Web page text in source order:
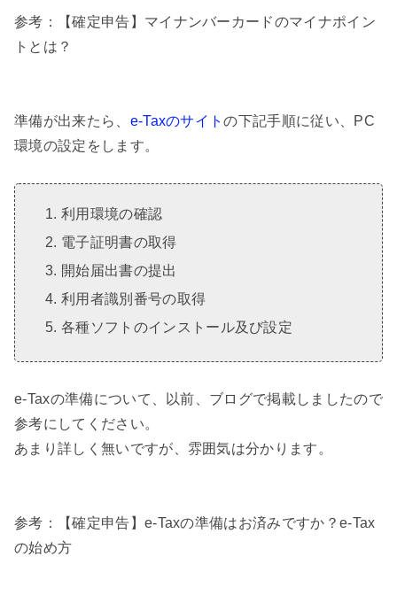
参考：【確定申告】マイナンバーカードのマイナポイン
トとは？
準備が出来たら、 e-Taxのサイトの下記手順に従い、PC
環境の設定をします。
利用環境の確認
電子証明書の取得
開始届出書の提出
利用者識別番号の取得
各種ソフトのインストール及び設定
e-Taxの準備について、以前、ブログで掲載しましたので
参考にしてください。
あまり詳しく無いですが、雰囲気は分かります。
参考：【確定申告】e-Taxの準備はお済みですか？e-Tax
の始め方